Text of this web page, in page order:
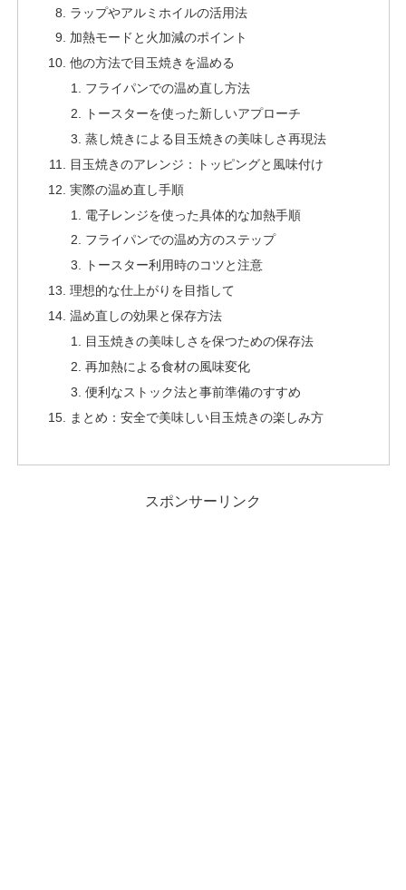
ラップやアルミホイルの活用法
加熱モードと火加減のポイント
他の方法で目玉焼きを温める
フライパンでの温め直し方法
トースターを使った新しいアプローチ
蒸し焼きによる目玉焼きの美味しさ再現法
目玉焼きのアレンジ：トッピングと風味付け
実際の温め直し手順
電子レンジを使った具体的な加熱手順
フライパンでの温め方のステップ
トースター利用時のコツと注意
理想的な仕上がりを目指して
温め直しの効果と保存方法
目玉焼きの美味しさを保つための保存法
再加熱による食材の風味変化
便利なストック法と事前準備のすすめ
まとめ：安全で美味しい目玉焼きの楽しみ方
スポンサーリンク